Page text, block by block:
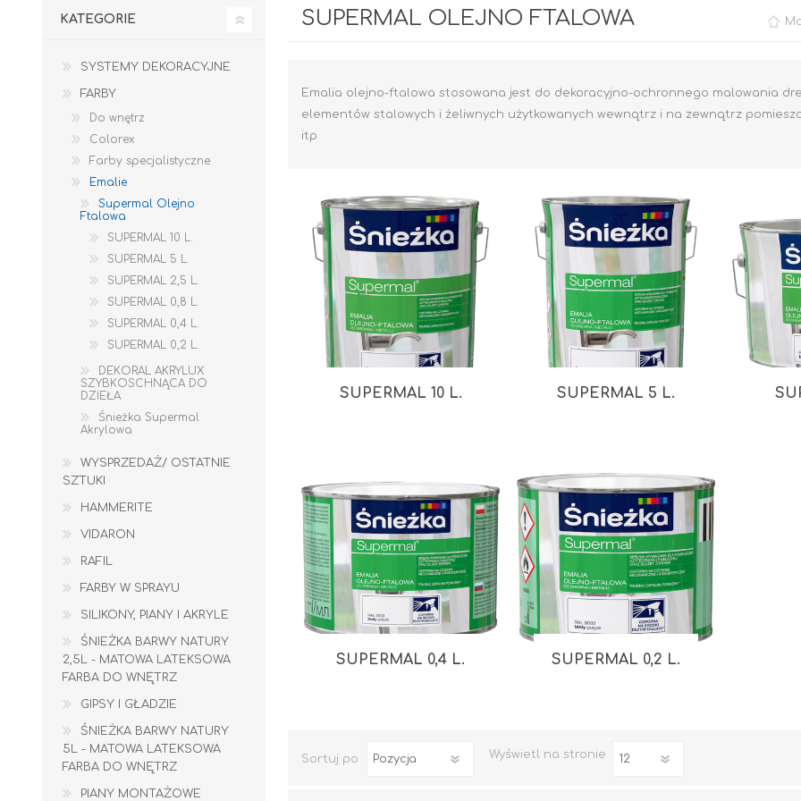
Rafil CHLOROKAUCZUK
Rafil DO BRAM I
OGRODZEŃ
RAFIL BETON em
Epoksydowy
PIANY MONTAŻOWE DO DREWNA
Impregnaty
Altax
Lakierobejca
Lakiery
DOM I OGRÓD
KLEJE I FUGI
SUPERMAL OLEJNO FTALOWA
Emalia olejno-ftalowa stosowana jest do dekoracyjno-ochronnego malowania
elementów stalowych i żeliwnych użytkowanych wewnątrz i na zewnątrz
itp
SUPERMAL 10 L. SUPERMAL 5 L.
SUPERMAL 0,4 L. SUPERMAL 0,2 L.
Sortuj po Wyświetl na stronie
KATEGORIE
SYSTEMY DEKORACYJNE
FARBY
Do wnętrz
Colorex
Farby specjalistyczne
Emalie
Supermal Olejno
Ftalowa
SUPERMAL 10 L.
SUPERMAL 5 L.
SUPERMAL 2,5 L.
SUPERMAL 0,8 L.
SUPERMAL 0,4 L.
SUPERMAL 0,2 L.
DEKORAL AKRYLUX
SZYBKOSCHNĄCA DO
DZIEŁA
Śnieżka Supermal
Akrylowa
WYSPRZEDAŻ/ OSTATNIE
SZTUKI
HAMMERITE
VIDARON
RAFIL
FARBY W SPRAYU
SILIKONY, PIANY I AKRYLE
ŚNIEŻKA BARWY NATURY
2,5L - MATOWA LATEKSOWA
FARBA DO WNĘTRZ
GIPSY I GŁADZIE
ŚNIEŻKA BARWY NATURY
5L - MATOWA LATEKSOWA
FARBA DO WNĘTRZ
PIANY MONTAŻOWE